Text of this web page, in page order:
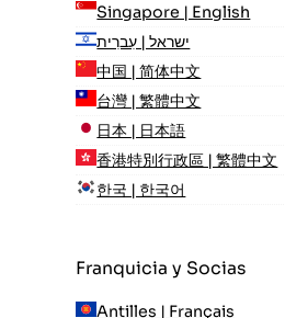
Singapore | English
ישראל | עִברִית
中国 | 简体中文
台灣 | 繁體中文
日本 | 日本語
香港特別行政區 | 繁體中文
한국 | 한국어
Franquicia y Socias
Antilles | Français